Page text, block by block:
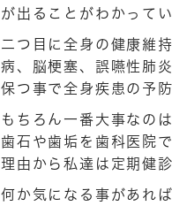
が出ることがわかってい
二つ目に全身の健康維
病、脳梗塞、誤嚥性肺
保つ事で全身疾患の予
もちろん一番大事なの
歯石や歯垢を歯科医院
理由から私達は定期健
何か気になる事があれ